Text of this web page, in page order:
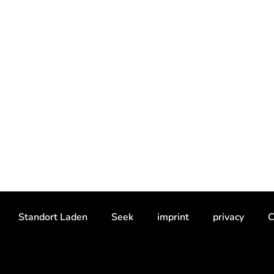
Standort Laden Seek imprint privacy